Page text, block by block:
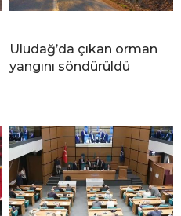
Uludağ’da çıkan orman
yangını söndürüldü